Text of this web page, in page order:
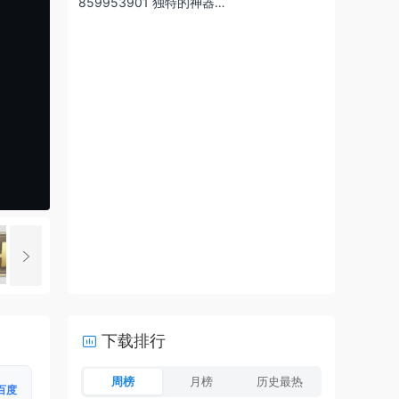
度
下载排行
周榜 月榜 历史最热